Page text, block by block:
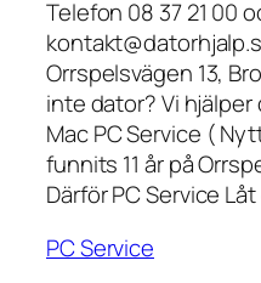
Telefon 08 37 21 00
Orrspelsvägen 13,
inte dator? Vi hjälper
Mac PC Service (
funnits 11 år på
Därför PC Service
PC Service